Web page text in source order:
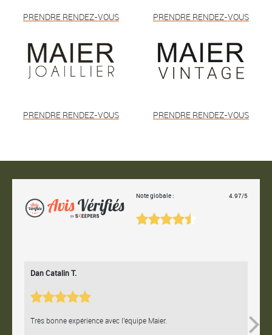
PRENDRE RENDEZ-VOUS PRENDRE RENDEZ-VOUS
PRENDRE RENDEZ-VOUS PRENDRE RENDEZ-VOUS
Note globale : 4.97/5
Dan Catalin T.
Très bonne expérience avec l'équipe Maier.